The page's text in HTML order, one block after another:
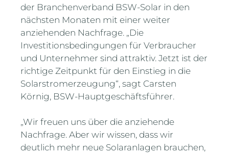
der Branchenverband BSW-Solar in den
nächsten Monaten mit einer weiter
anziehenden Nachfrage. „Die
Investitionsbedingungen für Verbraucher
und Unternehmer sind attraktiv. Jetzt ist der
richtige Zeitpunkt für den Einstieg in die
Solarstromerzeugung“, sagt Carsten
Körnig, BSW-Hauptgeschäftsführer.
„Wir freuen uns über die anziehende
Nachfrage. Aber wir wissen, dass wir
deutlich mehr neue Solaranlagen brauchen,